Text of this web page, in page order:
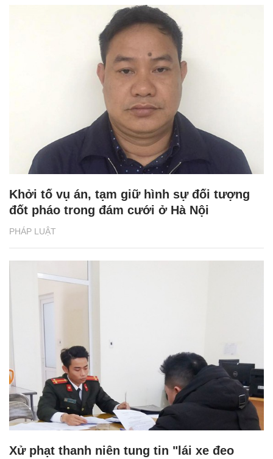
PHÁP LUẬT
Khởi tố vụ án, tạm giữ hình sự đối tượng
đốt pháo trong đám cưới ở Hà Nội
Xử phạt thanh niên tung tin "lái xe đeo